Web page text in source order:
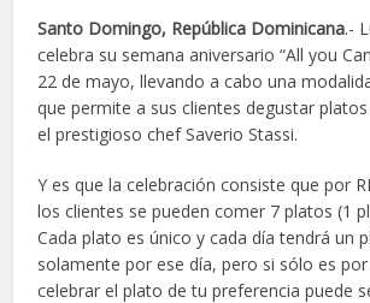
Santo Domingo, República Dominicana.-
celebra su semana aniversario “All you
22 de mayo, llevando a cabo una
que permite a sus clientes degustar
el prestigioso chef Saverio Stassi.
Y es que la celebración consiste que por
los clientes se pueden comer 7 platos (1
Cada plato es único y cada día tendrá un
solamente por ese día, pero si sólo es
celebrar el plato de tu preferencia puede